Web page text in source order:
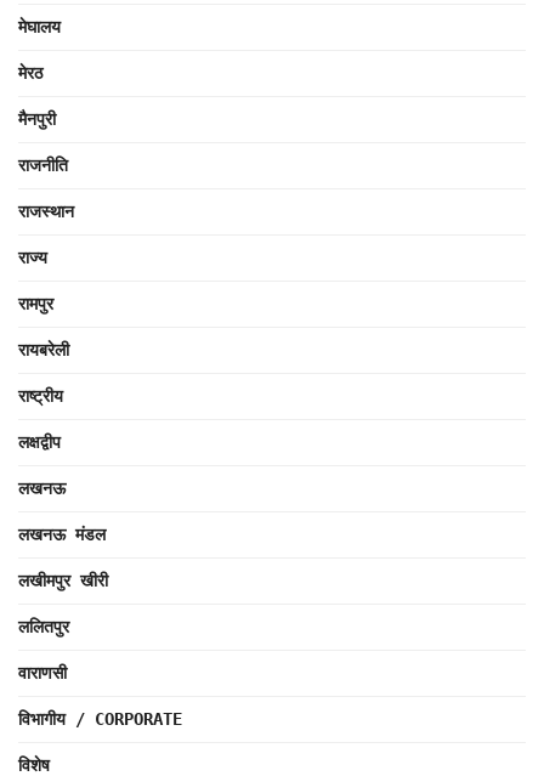
मेघालय
मेरठ
मैनपुरी
राजनीति
राजस्थान
राज्य
रामपुर
रायबरेली
राष्ट्रीय
लक्षद्वीप
लखनऊ
लखनऊ मंडल
लखीमपुर खीरी
ललितपुर
वाराणसी
विभागीय / CORPORATE
विशेष